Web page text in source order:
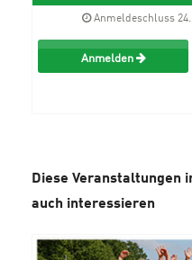
Anmeldeschluss 24.
Anmelden
Diese Veranstaltungen
auch interessieren